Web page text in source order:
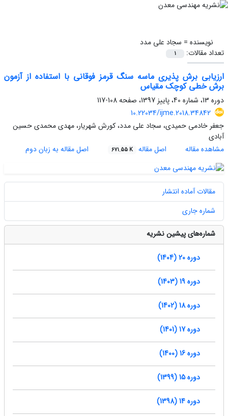
نویسنده = سجاد علی مدد
تعداد مقالات:
1
ارزیابی برش پذیری ماسه سنگ قرمز فوقانی با استفاده از آزمون
برش خطی کوچک مقیاس
دوره 13، شماره 40، پاییز 1397، صفحه
108-117
10.22034/ijme.2018.34842
جعفر خادمی حمیدی، سجاد علی مدد، کورش شهریار، مهدی محمدی حسین
آبادی
مشاهده مقاله
اصل مقاله 671.55 K اصل مقاله به زبان دوم
مقالات آماده انتشار
شماره جاری
شماره‌های پیشین نشریه
دوره 20 (1404)
دوره 19 (1403)
دوره 18 (1402)
دوره 17 (1401)
دوره 16 (1400)
دوره 15 (1399)
دوره 14 (1398)